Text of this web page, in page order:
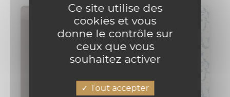
Ce site utilise des
cookies et vous
donne le contrôle sur
ceux que vous
souhaitez activer
Tout accepter